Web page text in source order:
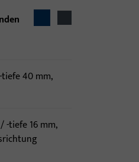
40 mm,
-tiefe 16 mm,